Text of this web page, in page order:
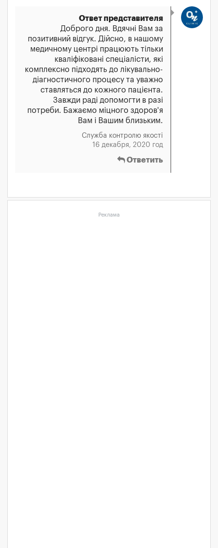
Ответ представителя
Доброго дня. Вдячні Вам за
позитивний відгук. Дійсно, в нашому
медичному центрі працюють тільки
кваліфіковані спеціалісти, які
комплексно підходять до лікувально-
діагностичного процесу та уважно
ставляться до кожного пацієнта.
Завжди раді допомогти в разі
потреби. Бажаємо міцного здоров'я
Вам і Вашим близьким.
Служба контролю якості
16 декабря, 2020 год
Ответить
Реклама